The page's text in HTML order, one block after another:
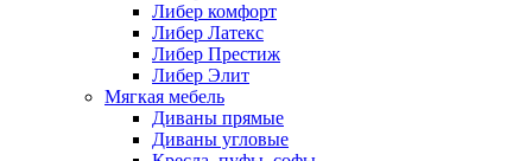
Либер комфорт
Либер Латекс
Либер Престиж
Либер Элит
Мягкая мебель
Диваны прямые
Диваны угловые